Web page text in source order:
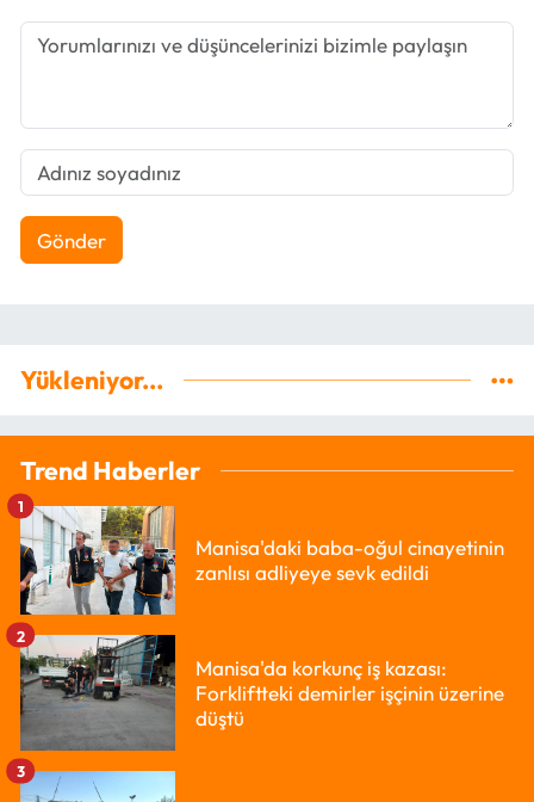
Gönder
Yükleniyor...
Trend Haberler
Manisa'daki baba-oğul cinayetinin
zanlısı adliyeye sevk edildi
1
Manisa'da korkunç iş kazası:
Forkliftteki demirler işçinin üzerine
düştü
2
3